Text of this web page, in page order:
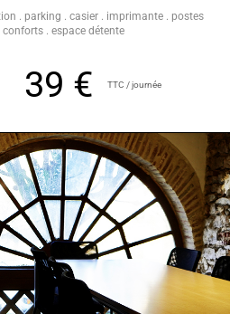
. parking . casier . imprimante . postes
. espace détente
39 € TTC / journée